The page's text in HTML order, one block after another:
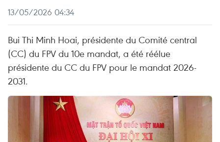
13/05/2026 04:34
Bui Thi Minh Hoai, présidente du Comité central
(CC) du FPV du 10e mandat, a été réélue
présidente du CC du FPV pour le mandat 2026-
2031.